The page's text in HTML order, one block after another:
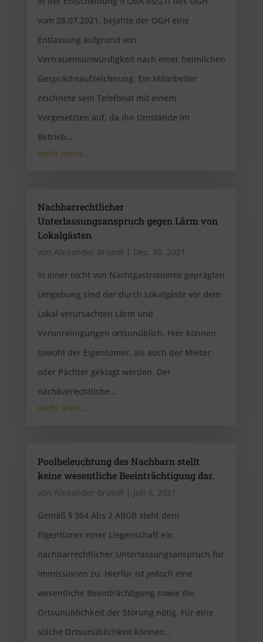
vom 28.07.2021, bejahte der OGH eine
Entlassung aufgrund von
Vertrauensunwürdigkeit nach einer heimlichen
Gesprächsaufzeichnung. Ein Mitarbeiter
zeichnete sein Telefonat mit einem
Vorgesetzten auf, da ihn Umstände im
Betrieb…
mehr lesen…
Nachbarrechtlicher
Unterlassungsanspruch gegen Lärm von
Lokalgästen
von Alexander Bründl Dez. 30, 2021
In einer nicht von Nachtgastronomie geprägten
Umgebung sind der durch Lokalgäste vor dem
Lokal verursachten Lärm und
Verunreinigungen ortsunüblich. Hier können
sowohl der Eigentümer, als auch der Mieter
oder Pächter geklagt werden. Der
nachbarrechtliche…
mehr lesen…
Poolbeleuchtung des Nachbarn stellt
keine wesentliche Beeinträchtigung dar.
von Alexander Bründl Juli 6, 2021
Gemäß § 364 Abs 2 ABGB steht dem
Eigentümer einer Liegenschaft ein
nachbarrechtlicher Unterlassungsanspruch für
Immissionen zu. Hierfür ist jedoch eine
wesentliche Beeinträchtigung sowie die
Ortsunüblichkeit der Störung nötig. Für eine
solche Ortsunüblichkeit können…